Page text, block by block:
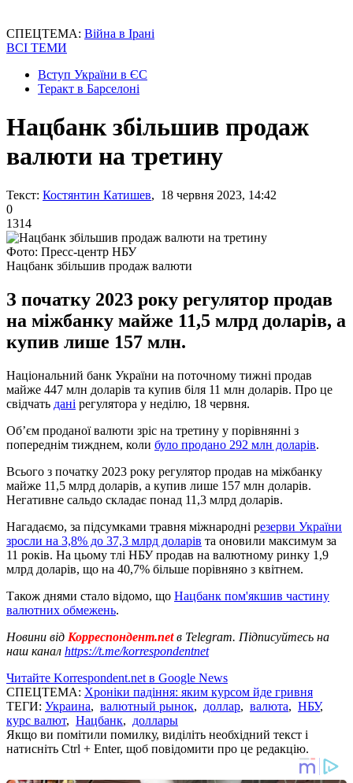
СПЕЦТЕМА: Війна в Ірані
ВСІ ТЕМИ
Вступ України в ЄС
Теракт в Барселоні
Нацбанк збільшив продаж
валюти на третину
Текст: Костянтин Катишев, 18 червня 2023, 14:42
0
1314
Фото: Пресс-центр НБУ
Нацбанк збільшив продаж валюти
З початку 2023 року регулятор продав
на міжбанку майже 11,5 млрд доларів, а
купив лише 157 млн.
Національний банк України на поточному тижні продав
майже 447 млн доларів та купив біля 11 млн доларів. Про це
свідчать дані регулятора у неділю, 18 червня.
Об’єм проданої валюти зріс на третину у порівнянні з
попереднім тижднем, коли було продано 292 млн доларів.
Всього з початку 2023 року регулятор продав на міжбанку
майже 11,5 млрд доларів, а купив лише 157 млн доларів.
Негативне сальдо складає понад 11,3 млрд доларів.
Нагадаємо, за підсумками травня міжнародні резерви України
зросли на 3,8% до 37,3 млрд доларів та оновили максимум за
11 років. На цьому тлі НБУ продав на валютному ринку 1,9
млрд доларів, що на 40,7% більше порівняно з квітнем.
Також днями стало відомо, що Нацбанк пом'якшив частину
валютних обмежень.
Новини від Корреспондент.netв Telegram. Підписуйтесь на
наш канал https://t.me/korrespondentnet
Читайте Korrespondent.net в Google News
СПЕЦТЕМА: Хроніки падіння: яким курсом йде гривня
ТЕГИ: Украина, валютный рынок, доллар, валюта, НБУ,
курс валют, Нацбанк, доллары
Якщо ви помітили помилку, виділіть необхідний текст і
натисніть Ctrl + Enter, щоб повідомити про це редакцію.